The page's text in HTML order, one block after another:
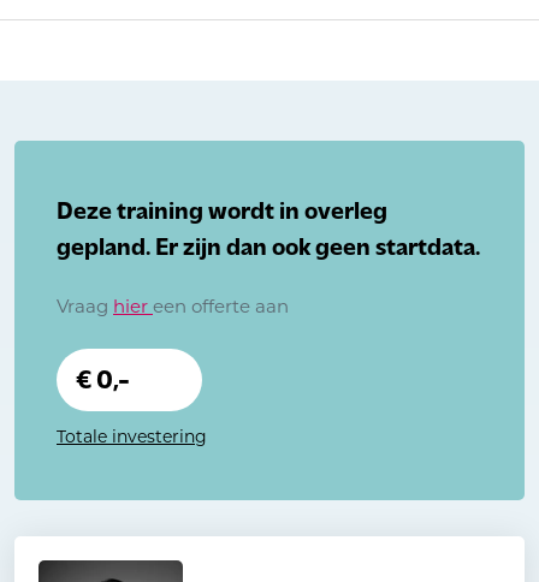
Deze training wordt in overleg
gepland. Er zijn dan ook geen startdata.
Vraag hier een offerte aan
€ 0,-
Totale investering